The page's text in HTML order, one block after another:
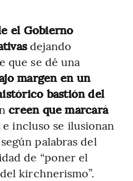
el Gobierno
dejando
que se dé una
margen en un
bastión del
creen que marcará
e incluso se ilusionan
palabras del
de “poner el
kirchnerismo”.